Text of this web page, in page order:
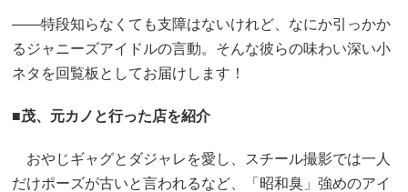
――特段知らなくても支障はないけれど、なにか引っかか
るジャニーズアイドルの言動。そんな彼らの味わい深い小
ネタを回覧板としてお届けします！
■茂、元カノと行った店を紹介
おやじギャグとダジャレを愛し、スチール撮影では一人
だけポーズが古いと言われるなど、「昭和臭」強めのアイ